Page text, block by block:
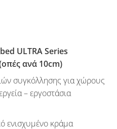
ULTRA Series
ανά 10cm)
συγκόλλησης για χώρους
– εργοστάσια
ενισχυμένο κράμα